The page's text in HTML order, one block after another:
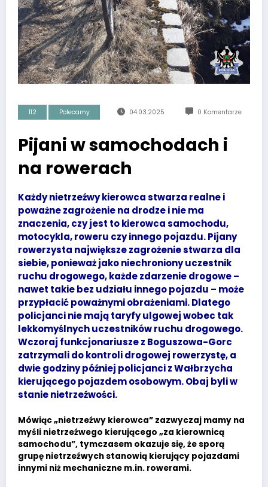
112 Polecamy 04.03.2025 0 Komentarze
Pijani w samochodach i
na rowerach
Każdy nietrzeźwy kierowca stwarza realne i
poważne zagrożenie na drodze i nie ma
znaczenia, czy jest to kierowca samochodu,
motocykla, roweru czy innego pojazdu. Pijany
rowerzysta największe zagrożenie stwarza dla
siebie, ponieważ jako niechroniony uczestnik
ruchu drogowego, każde zdarzenie drogowe –
nawet takie bez udziału innego pojazdu – może
przypłacić poważnymi obrażeniami. Dlatego
policjanci nie mają taryfy ulgowej wobec tak
lekkomyślnych uczestników ruchu drogowego.
Wczoraj funkcjonariusze z Boguszowa-Gorc
zatrzymali do kontroli drogowej rowerzystę, a
dwie godziny później policjanci z Wałbrzycha
kierującego pojazdem osobowym. Obaj byli w
stanie nietrzeźwości.
Mówiąc „nietrzeźwy kierowca” zazwyczaj mamy na
myśli nietrzeźwego kierującego „za kierownicą
samochodu”, tymczasem okazuje się, że sporą
grupę nietrzeźwych stanowią kierujący pojazdami
innymi niż mechaniczne m.in. rowerami.